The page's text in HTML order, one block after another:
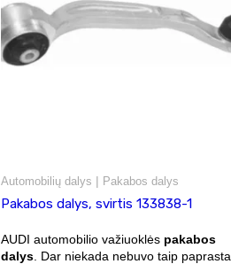
Automobilių dalys | Pakabos dalys
Pakabos dalys, svirtis 133838-1
AUDI automobilio važiuoklės pakabos
dalys. Dar niekada nebuvo taip paprasta